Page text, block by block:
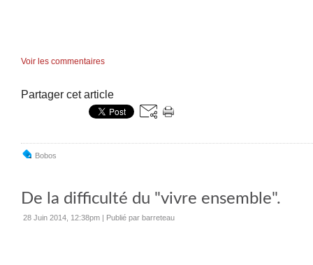
Voir les commentaires
Partager cet article
Bobos
De la difficulté du "vivre ensemble".
28 Juin 2014, 12:38pm | Publié par barreteau